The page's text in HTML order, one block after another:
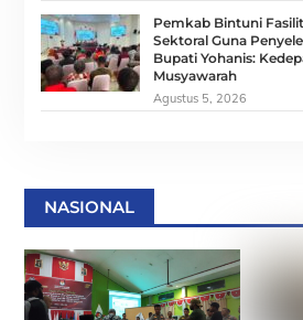
Pemkab Bintuni
Sektoral Guna
Bupati Yohanis:
Musyawarah
Agustus 5, 2026
NASIONAL